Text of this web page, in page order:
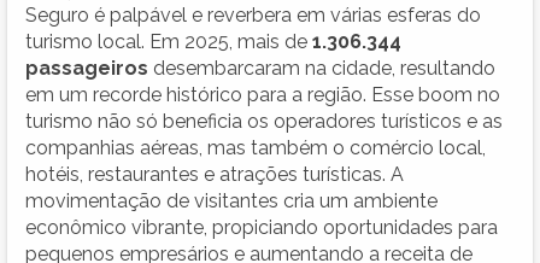
Seguro é palpável e reverbera em várias esferas do
turismo local. Em 2025, mais de 1.306.344
passageiros desembarcaram na cidade, resultando
em um recorde histórico para a região. Esse boom no
turismo não só beneficia os operadores turísticos e as
companhias aéreas, mas também o comércio local,
hotéis, restaurantes e atrações turísticas. A
movimentação de visitantes cria um ambiente
econômico vibrante, propiciando oportunidades para
pequenos empresários e aumentando a receita de